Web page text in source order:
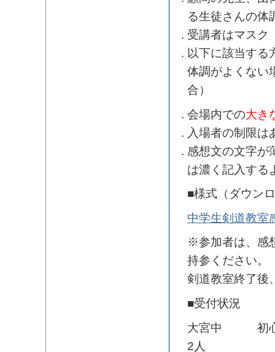
る生徒さんの体
受講者はマスク
以下に該当する
体調がよくない
合）
会場内での大き
入場者の制限は
感想文の文字が
は濃く記入する
■様式（ダウン
中学生剣道教室
※参加者は、感
持参ください。
剣道教室終了後
■受付状況
大宮中 初心者
2人